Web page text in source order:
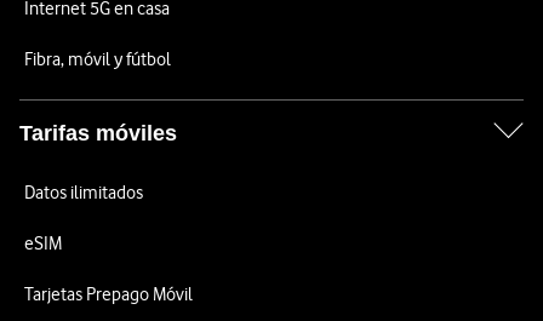
Internet 5G en casa
Fibra, móvil y fútbol
Tarifas móviles
Datos ilimitados
eSIM
Tarjetas Prepago Móvil